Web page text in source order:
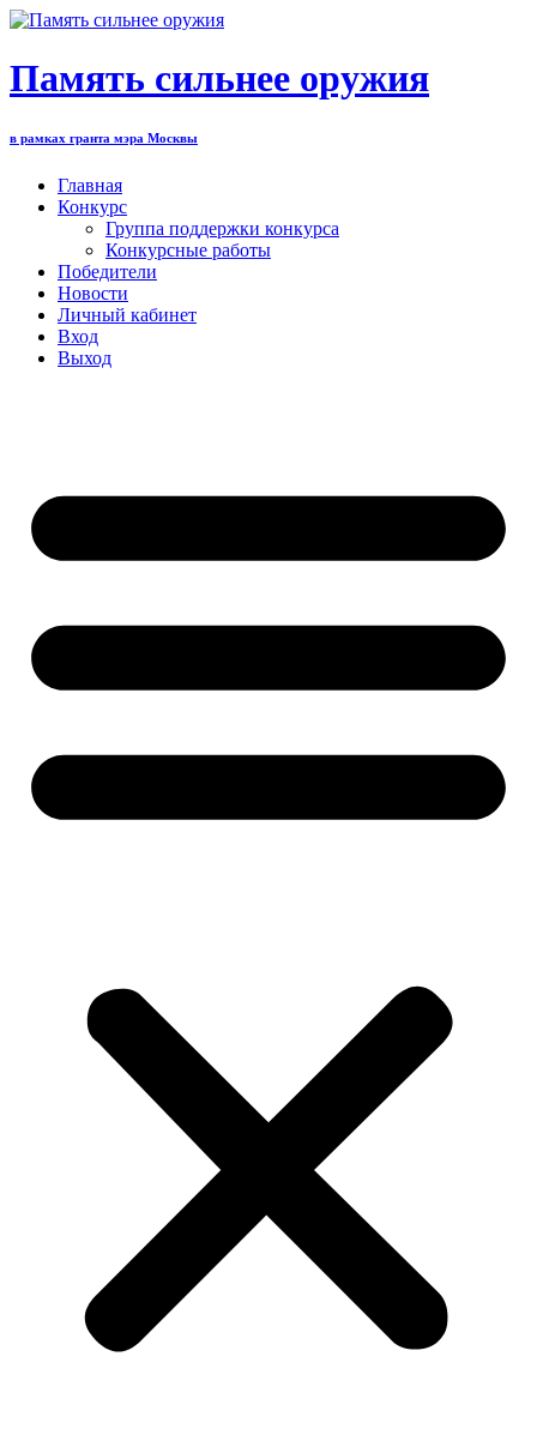
Перейти
содержимому
Память сильнее оружия
в рамках гранта мэра Москвы
Главная
Конкурс
Группа поддержки конкурса
Конкурсные работы
Победители
Новости
Личный кабинет
Вход
Выход